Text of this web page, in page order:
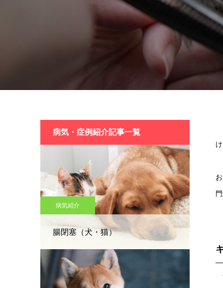
病気・症例紹介記事一覧
病気紹介
腸閉塞（犬・猫）